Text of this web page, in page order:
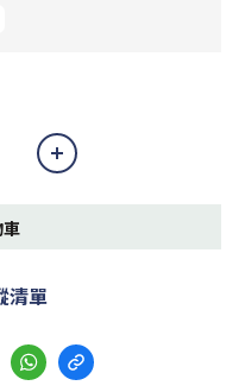
清單